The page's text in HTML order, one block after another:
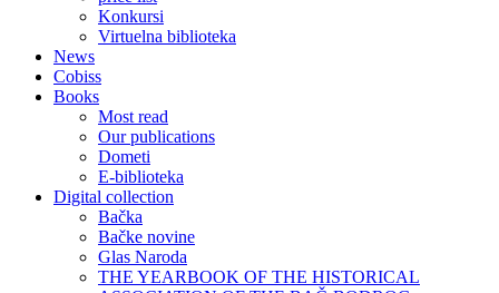
Konkursi
Virtuelna biblioteka
News
Cobiss
Books
Most read
Our publications
Dometi
E-biblioteka
Digital collection
Bačka
Bačke novine
Glas Naroda
THE YEARBOOK OF THE HISTORICAL